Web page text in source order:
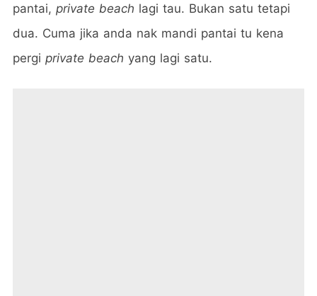
pantai, private beach lagi tau. Bukan satu tetapi
dua. Cuma jika anda nak mandi pantai tu kena
pergi private beach yang lagi satu.